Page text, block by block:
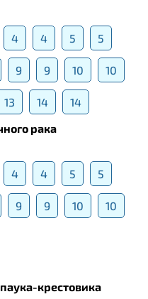
4 4 5 5
9 9 10 10
13 14
14
рака
4 4 5 5
9 9 10 10
крестовика